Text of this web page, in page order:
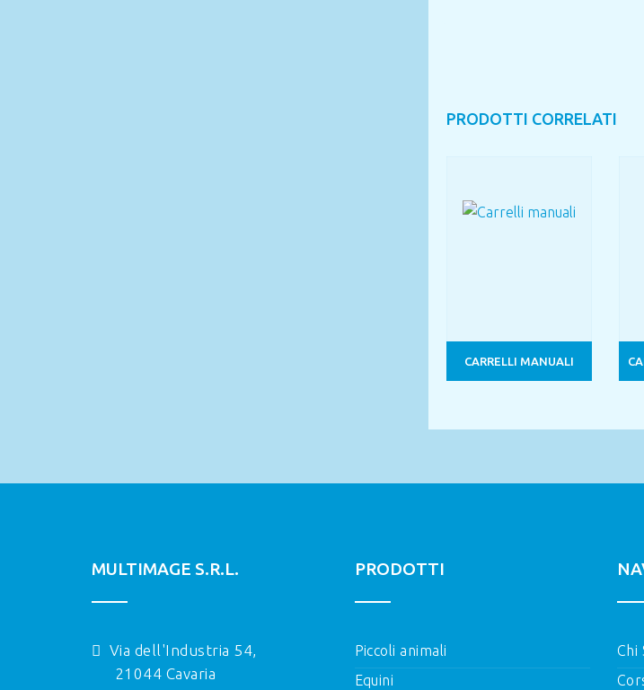
PRODOTTI CORRELATI
CARRELLI MANUALI
MULTIMAGE S.R.L.
Via dell'Industria 54,
21044 Cavaria
PRODOTTI
Piccoli animali
Equini
Chi